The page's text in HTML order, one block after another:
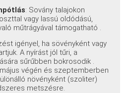
: Sovány talajokon
vagy lassú oldódású,
műtrágyával támogatható .
igényel, ha sövényként vagy
A nyírást jól tűri, a
sűrűbben bokrosodik .
végén és szeptemberben
növényként (szoliter)
metszésre.